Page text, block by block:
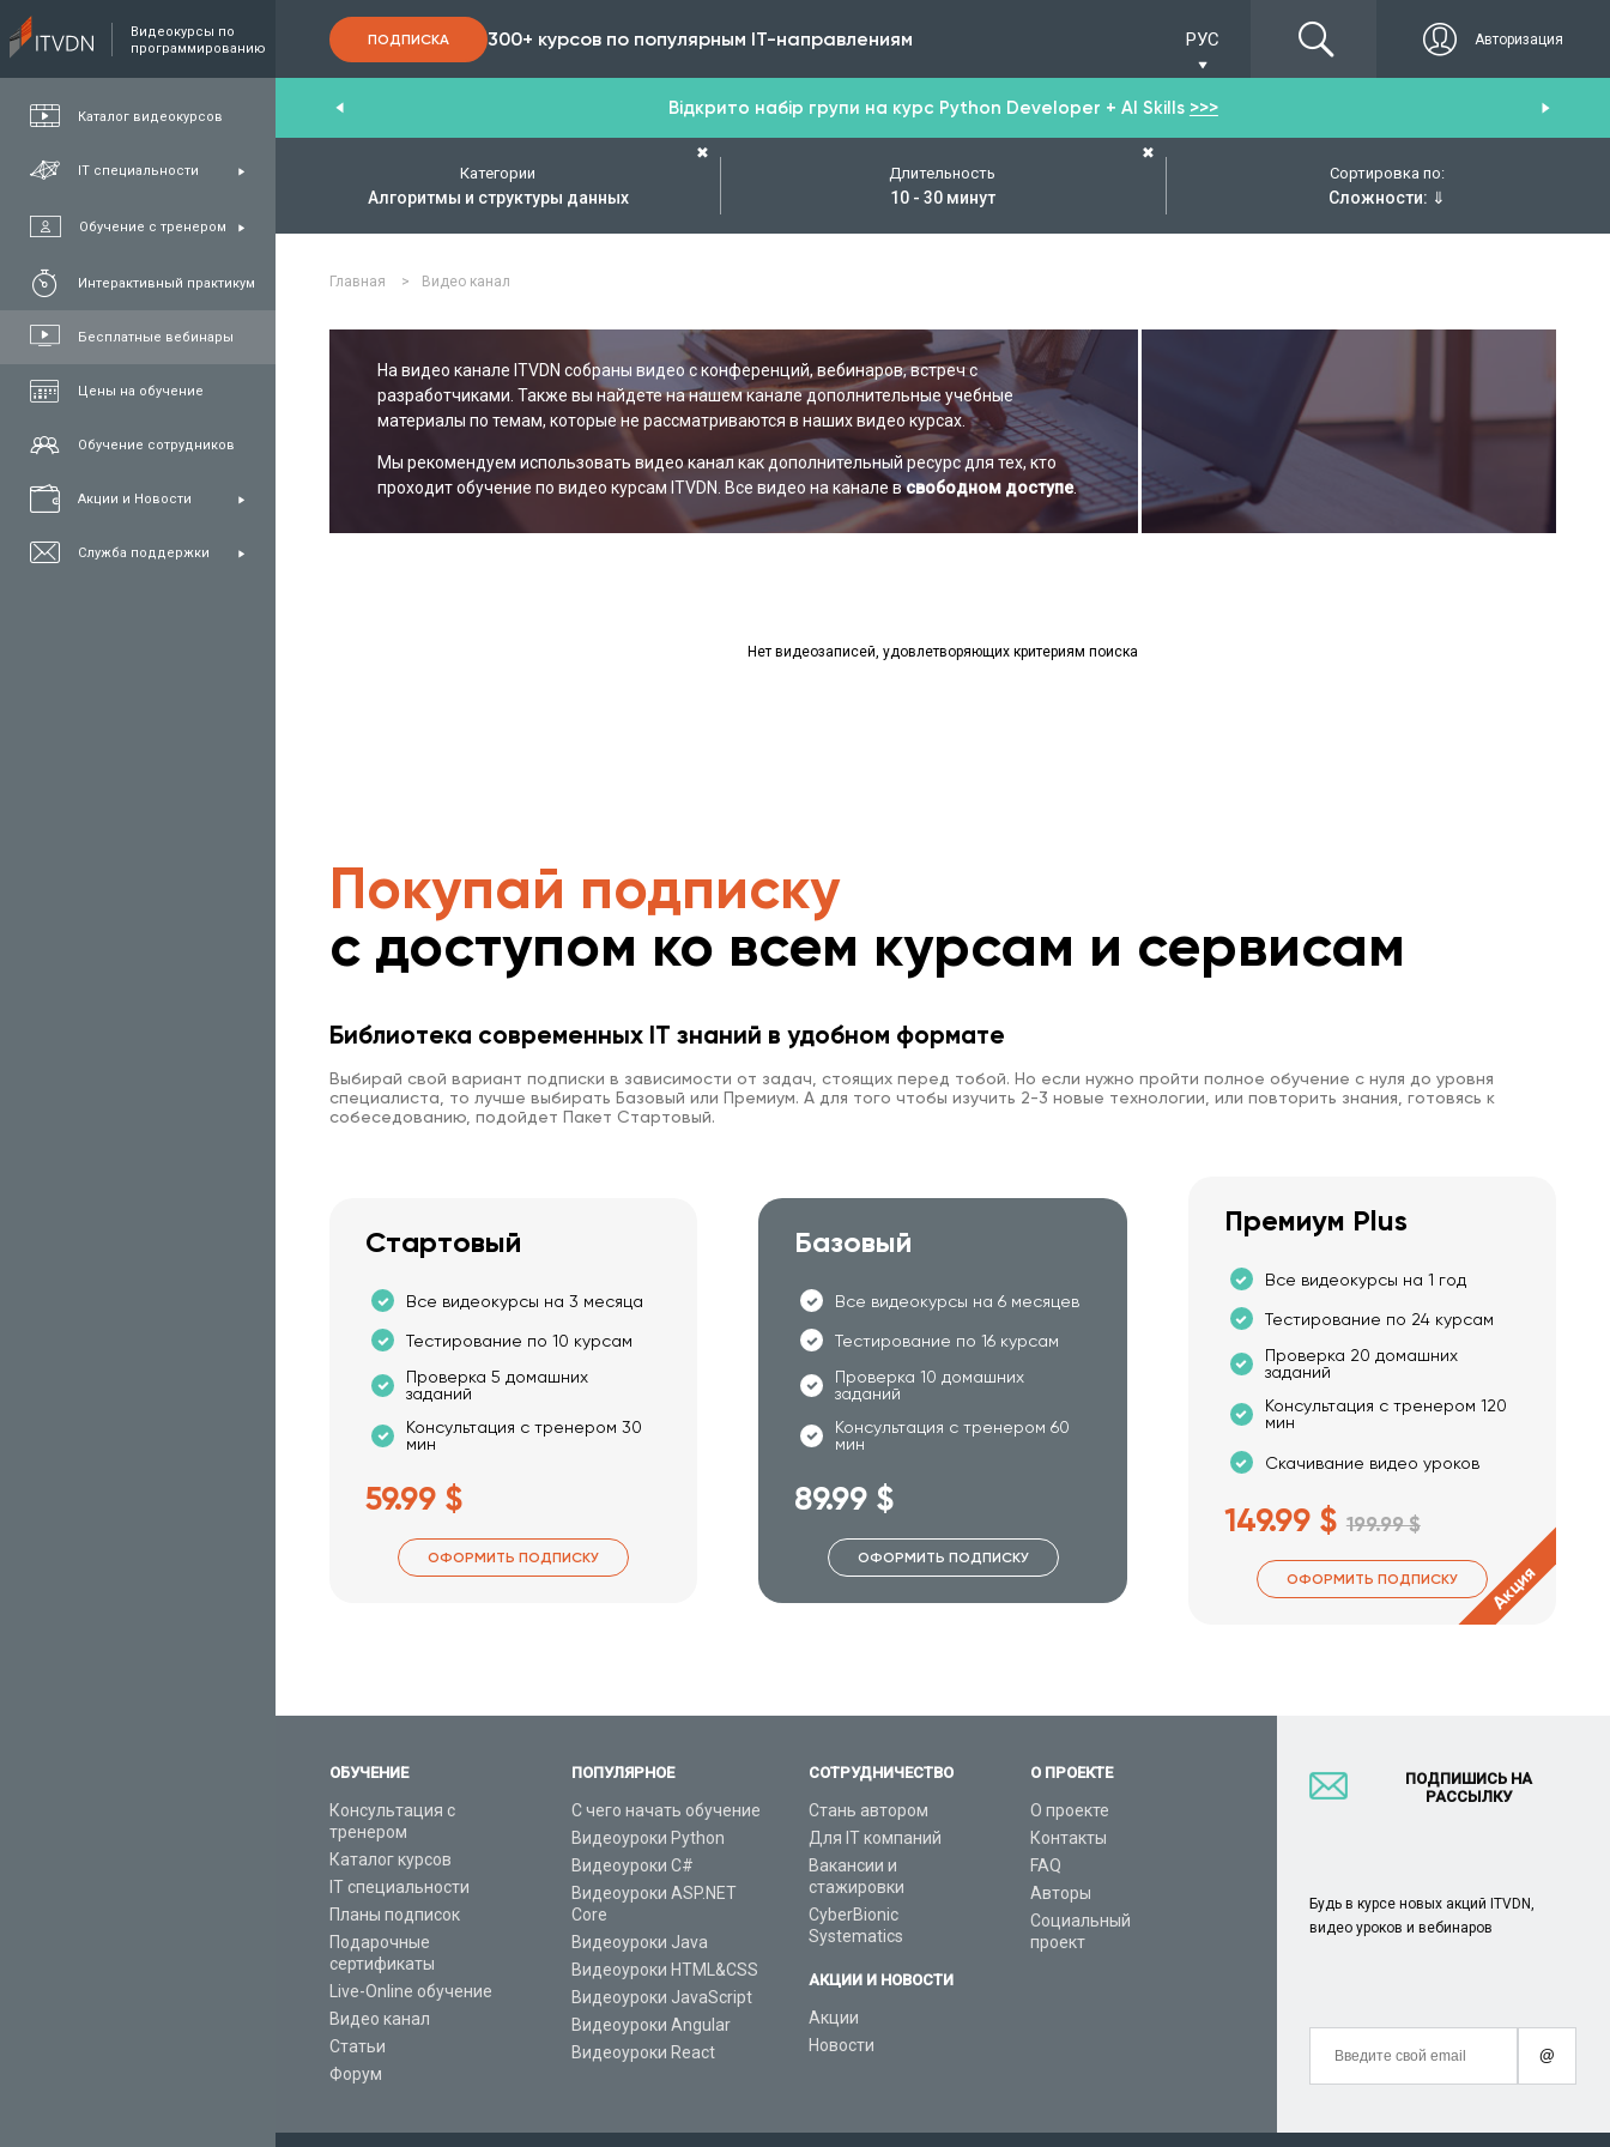
Видеокурсы по
программированию
Каталог видеокурсов
IT специальности
Обучение с тренером
Интерактивный практикум
Бесплатные вебинары
Цены на обучение
Обучение сотрудников
Акции и Новости
Служба поддержки
ПОДПИСКА 300+ курсов по популярным IT-направлениям РУС Авторизация
FullStack Відкрито набір групи на курс Python Developer + AI Skills >>>
Категории
Алгоритмы и структуры данных
✖
Длительность
10 - 30 минут
✖
Сортировка по:
Сложности: ⇓
Главная > Видео канал
На видео канале ITVDN собраны видео с конференций, вебинаров, встреч с
разработчиками. Также вы найдете на нашем канале дополнительные учебные
материалы по темам, которые не рассматриваются в наших видео курсах.
Мы рекомендуем использовать видео канал как дополнительный ресурс для тех, кто
проходит обучение по видео курсам ITVDN. Все видео на канале всвободном доступе.
Нет видеозаписей, удовлетворяющих критериям поиска
Покупай подписку
с доступом ко всем курсам и сервисам
Библиотека современных IT знаний в удобном формате
Выбирай свой вариант подписки в зависимости от задач, стоящих перед тобой. Но если нужно пройти полное обучение с нуля до уровня
специалиста, то лучше выбирать Базовый или Премиум. А для того чтобы изучить 2-3 новые технологии, или повторить знания, готовясь к
собеседованию, подойдет Пакет Стартовый.
Стартовый
Все видеокурсы на 3 месяца
Тестирование по 10 курсам
Проверка 5 домашних
заданий
Консультация с тренером 30
мин
59.99 $
ОФОРМИТЬ ПОДПИСКУ
Базовый
Все видеокурсы на 6 месяцев
Тестирование по 16 курсам
Проверка 10 домашних
заданий
Консультация с тренером 60
мин
89.99 $
ОФОРМИТЬ ПОДПИСКУ
Премиум Plus
Все видеокурсы на 1 год
Тестирование по 24 курсам
Проверка 20 домашних
заданий
Консультация с тренером 120
мин
Скачивание видео уроков
149.99 $ 199.99 $
ОФОРМИТЬ ПОДПИСКУ Акция
ОБУЧЕНИЕ
Консультация с
тренером
Каталог курсов
IT специальности
Планы подписок
Подарочные
сертификаты
Live-Online обучение
Видео канал
Статьи
Форум
ПОПУЛЯРНОЕ
С чего начать обучение
Видеоуроки Python
Видеоуроки C#
Видеоуроки ASP.NET
Core
Видеоуроки Java
Видеоуроки HTML&CSS
Видеоуроки JavaScript
Видеоуроки Angular
Видеоуроки React
СОТРУДНИЧЕСТВО
Стань автором
Для IT компаний
Вакансии и
стажировки
CyberBionic
Systematics
АКЦИИ И НОВОСТИ
Акции
Новости
О ПРОЕКТЕ
О проекте
Контакты
FAQ
Авторы
Социальный
проект
ПОДПИШИСЬ НА
РАССЫЛКУ
Будь в курсе новых акций ITVDN,
видео уроков и вебинаров
@